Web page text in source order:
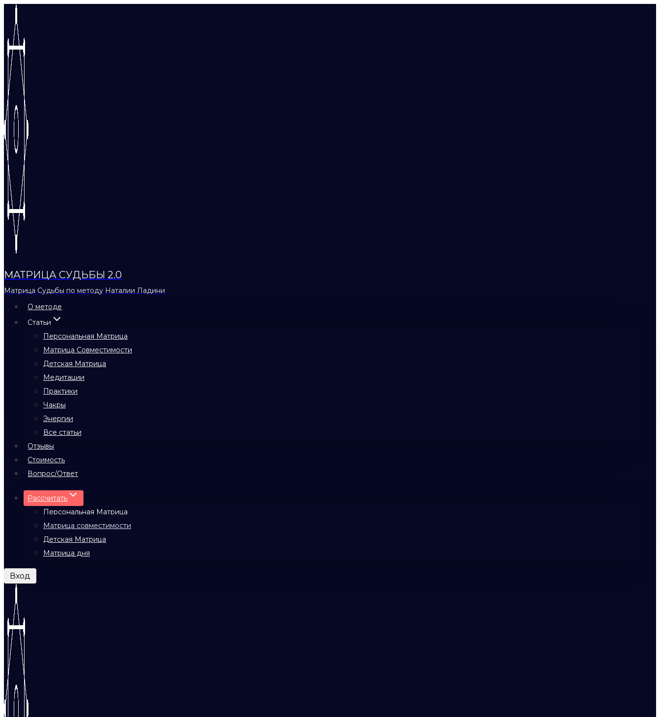
Перейти
содержимому
МАТРИЦА СУДЬБЫ 2.0
Матрица Судьбы по методу Наталии Ладини
О методе
Статьи
Персональная Матрица
Матрица Совместимости
Детская Матрица
Медитации
Практики
Чакры
Энергии
Все статьи
Отзывы
Стоимость
Вопрос/Ответ
Рассчитать
Персональная Матрица
Матрица совместимости
Детская Матрица
Матрица дня
Вход